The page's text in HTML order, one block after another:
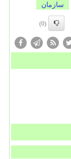
سازمان
(0)